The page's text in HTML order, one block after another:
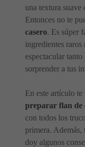
una textura suave
Entonces no te
casero. Es súper
ingredientes
espectacular
sorprender a tus
En este artículo
preparar flan de
con todos los
primera. Además,
doy algunos